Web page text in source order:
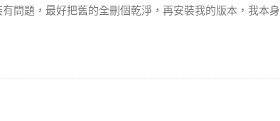
問題，最好把舊的全刪個乾淨，再安裝我的版本，我本身